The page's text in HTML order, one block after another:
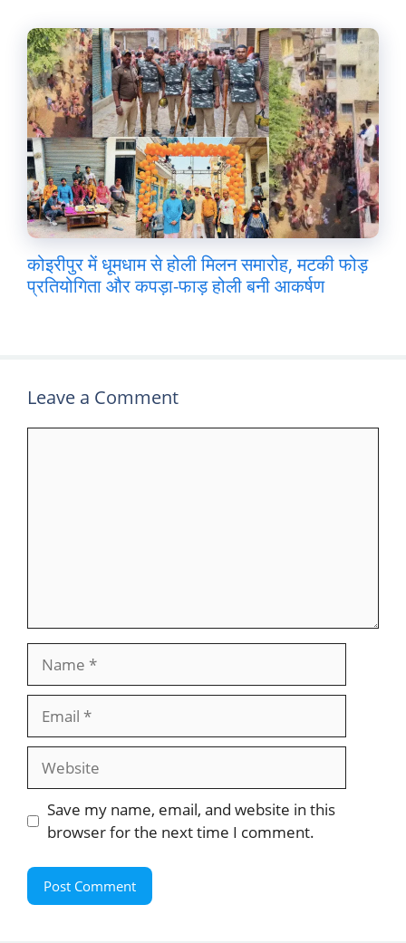
कोइरीपुर में धूमधाम से होली मिलन समारोह, मटकी फोड़
प्रतियोगिता और कपड़ा-फाड़ होली बनी आकर्षण
Leave a Comment
Website
Save my name, email, and website in this
browser for the next time I comment.